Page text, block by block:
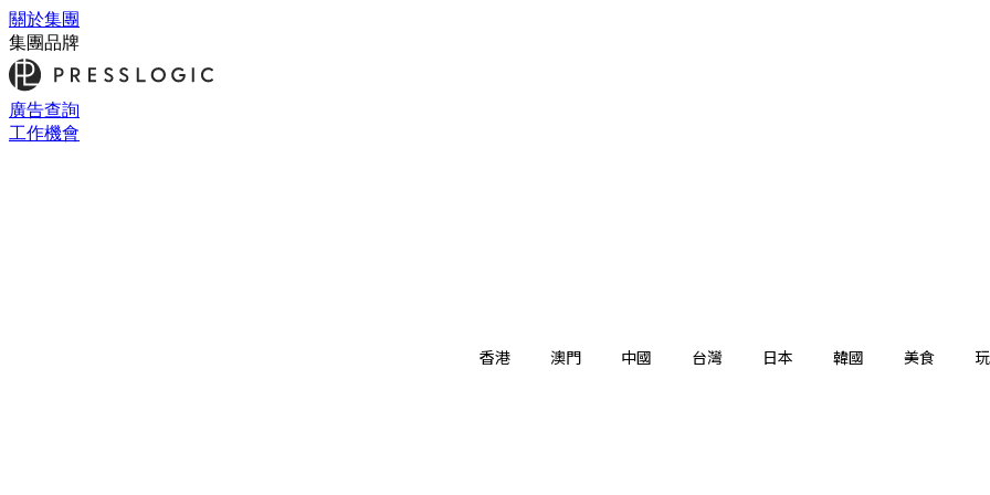
關於集團
集團品牌
廣告查詢
工作機會
香港 澳門 中國 台灣 日本 韓國 美食